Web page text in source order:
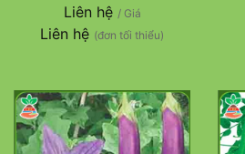
Liên hệ / Giá
Liên hệ (đơn tối thiểu)